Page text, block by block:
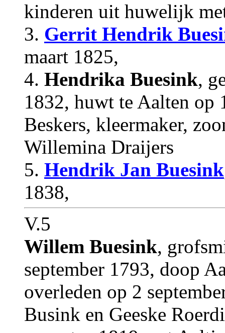
kinderen uit huwelijk
3. Gerrit Hendrik
maart 1825,
4. Hendrika Buesink,
1832, huwt te Aalten op
Beskers, kleermaker,
Willemina Draijers
5. Hendrik Jan Buesink
1838,
V.5
Willem Buesink,
september 1793, doop
overleden op 2
Busink en Geeske